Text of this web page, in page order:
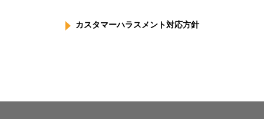
カスタマーハラスメント対応方針